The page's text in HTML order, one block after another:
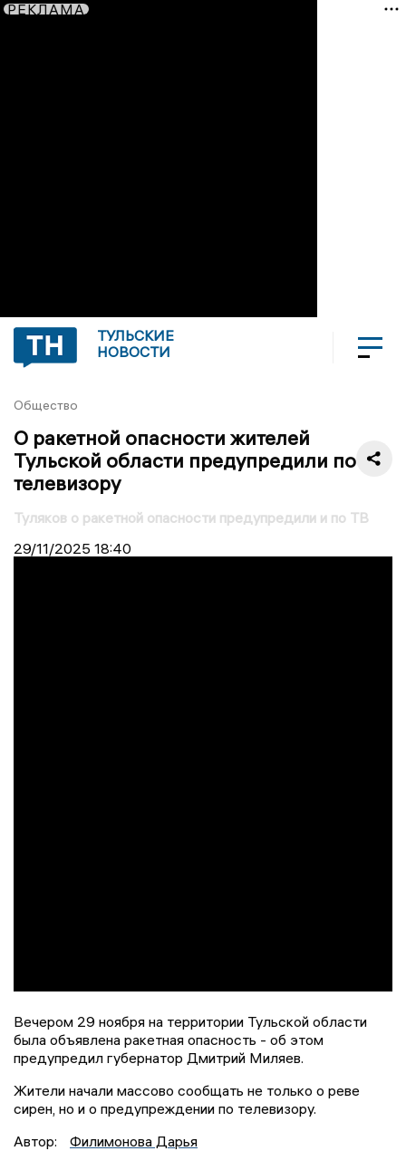
РЕКЛАМА
ТУЛЬСКИЕ
НОВОСТИ
Общество
О ракетной опасности жителей
Тульской области предупредили по
телевизору
Туляков о ракетной опасности предупредили и по ТВ
29/11/2025 18:40
Вечером 29 ноября на территории Тульской области
была объявлена ракетная опасность - об этом
предупредил губернатор Дмитрий Миляев.
Жители начали массово сообщать не только о реве
сирен, но и о предупреждении по телевизору.
Автор:
Филимонова Дарья